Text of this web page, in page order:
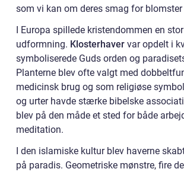
som vi kan om deres smag for blomster
I Europa spillede kristendommen en
udformning. Klosterhaver var opdelt i
symboliserede Guds orden og
Planterne blev ofte valgt med
medicinsk brug og som religiøse
og urter havde stærke bibelske
blev på den måde et sted for både
meditation.
I den islamiske kultur blev haverne
på paradis. Geometriske mønstre, fire